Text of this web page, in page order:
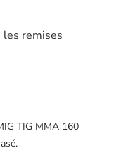
les remises
TIG MMA 160